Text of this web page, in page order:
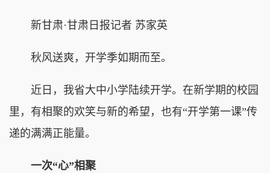
新甘肃·甘肃日报记者 苏家英
秋风送爽，开学季如期而至。
近日，我省大中小学陆续开学。在新学期的校园
里，有相聚的欢笑与新的希望，也有“开学第一课”传
递的满满正能量。
一次“心”相聚